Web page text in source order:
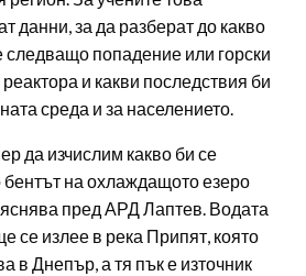
данни, за да разберат до какво
следващо попадение или горски
и какви последствия би
среда и за населението.
да изчислим какво би се
бентът на охлаждащото езеро
пред АРД Лаптев. Водата
се излее в река Припят, която
в Днепър, а тя пък е източник